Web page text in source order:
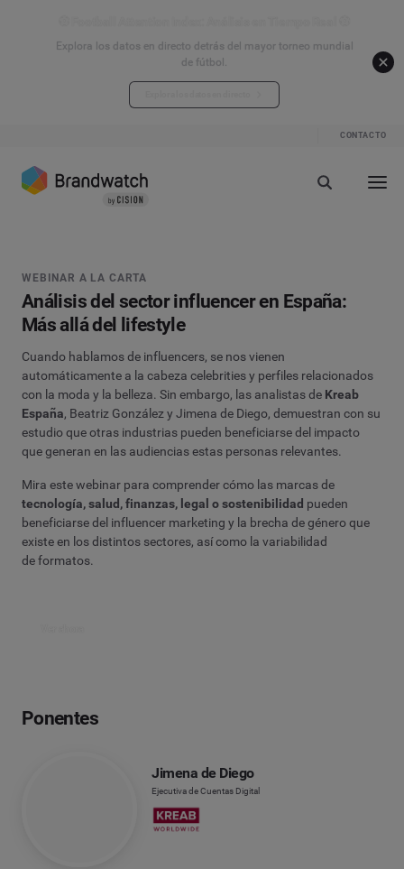
Explora los datos en directo detrás del mayor torneo mundial
de fútbol.
CONTACTO
WEBINAR A LA CARTA
Análisis del sector influencer en España:
Más allá del lifestyle
Cuando hablamos de influencers, se nos vienen
automáticamente a la cabeza celebrities y perfiles relacionados
con la moda y la belleza. Sin embargo, las analistas de Kreab
España, Beatriz González y Jimena de Diego, demuestran con su
estudio que otras industrias pueden beneficiarse del impacto
que generan en las audiencias estas personas relevantes.
Mira este webinar para comprender cómo las marcas de
tecnología, salud, finanzas, legal o sostenibilidad pueden
beneficiarse del influencer marketing y la brecha de género que
existe en los distintos sectores, así como la variabilidad
de formatos.
Ponentes
Jimena de Diego
Ejecutiva de Cuentas Digital